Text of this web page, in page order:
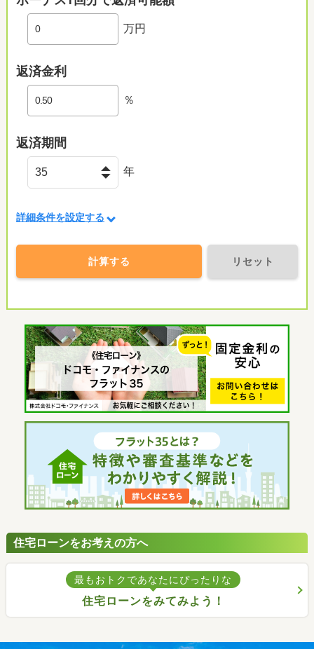
万円
返済金利
％
返済期間
年
詳細条件を設定する
計算する リセット
住宅ローンをお考えの方へ
最もおトクであなたにぴったりな
住宅ローンをみてみよう！